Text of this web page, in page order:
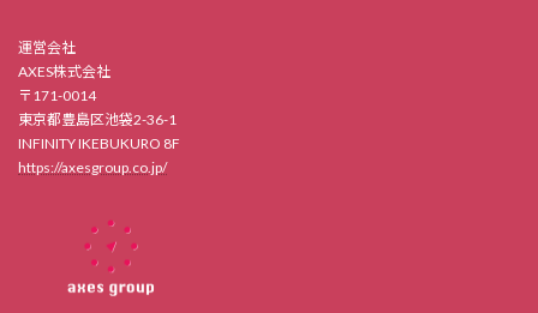
運営会社
AXES株式会社
〒171-0014
東京都豊島区池袋2-36-1
INFINITY IKEBUKURO 8F
https://axesgroup.co.jp/